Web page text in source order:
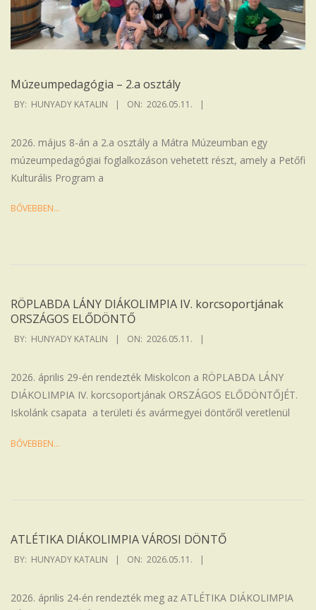
Múzeumpedagógia – 2.a osztály
2026-
BY: HUNYADY KATALIN ON: 2026.05.11.
2026. május 8-án a 2.a osztály a Mátra Múzeumban egy
múzeumpedagógiai foglalkozáson vehetett részt, amely a Petőfi
Kulturális Program a
BŐVEBBEN…
RÖPLABDA LÁNY DIÁKOLIMPIA IV. korcsoportjának
ORSZÁGOS ELŐDÖNTŐ
2026-
BY: HUNYADY KATALIN ON: 2026.05.11.
2026. április 29-én rendezték Miskolcon a RÖPLABDA LÁNY
DIÁKOLIMPIA IV. korcsoportjának ORSZÁGOS ELŐDÖNTŐJÉT.
Iskolánk csapata a területi és avármegyei döntőről veretlenül
BŐVEBBEN…
ATLÉTIKA DIÁKOLIMPIA VÁROSI DÖNTŐ
2026-
BY: HUNYADY KATALIN ON: 2026.05.11.
2026. április 24-én rendezték meg az ATLÉTIKA DIÁKOLIMPIA